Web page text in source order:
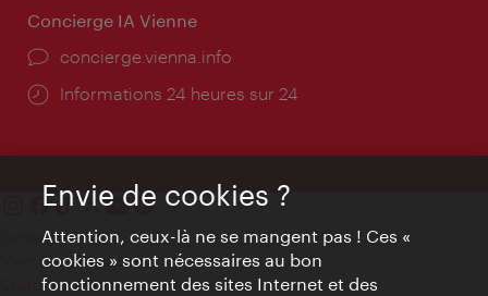
Concierge IA Vienne
Ort:
concierge.vienna.info
Öffnungszeiten:
Informations 24 heures sur 24
Contact
Mentions obligatoires
Charte sur le respect de la vie privée
Envie de cookies ?
Attention, ceux-là ne se mangent pas ! Ces «
cookies » sont nécessaires au bon
fonctionnement des sites Internet et des